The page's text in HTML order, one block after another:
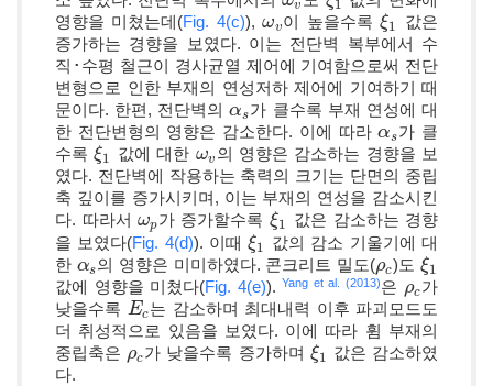
v 1
영향을 미쳤는데(Fig. 4(c)),ωv
ωv이 높을수록ξ1
ξ1
값은
증가하는 경향을 보였다. 이는 전단벽 복부에서 수
직･수평 철근이 경사균열 제어에 기여함으로써 전단
변형으로 인한 부재의 연성저하 제어에 기여하기 때
문이다. 한편, 전단벽의αs
αs가 클수록 부재 연성에 대
한 전단변형의 영향은 감소한다. 이에 따라αs
αs가 클
수록ξ1
ξ1 값에 대한 ωv
ωv의 영향은 감소하는 경향을 보
였다. 전단벽에 작용하는 축력의 크기는 단면의 중립
축 깊이를 증가시키며, 이는 부재의 연성을 감소시킨
다. 따라서ωp
ωp가 증가할수록ξ1
ξ1
값은 감소하는 경향
을 보였다(Fig. 4(d)). 이때ξ1
ξ1
값의 감소 기울기에 대
한 αs
αs의 영향은 미미하였다. 콘크리트 밀도(ρc
ρc)도 ξ1
ξ1
값에 영향을 미쳤다(Fig. 4(e)). Yang et al. (2013)은 ρc
ρc가
낮을수록 Ec
Ec 는 감소하며 최대내력 이후 파괴모드도
더 취성적으로 있음을 보였다. 이에 따라 휨 부재의
중립축은 ρc
ρc가 낮을수록 증가하며 ξ1
ξ1 값은 감소하였
다.